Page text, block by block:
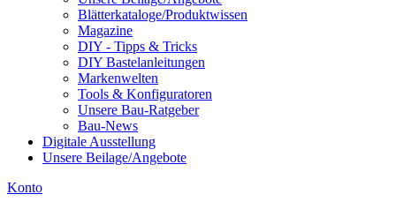
Blätterkataloge/Produktwissen
Magazine
DIY - Tipps & Tricks
DIY Bastelanleitungen
Markenwelten
Tools & Konfiguratoren
Unsere Bau-Ratgeber
Bau-News
Digitale Ausstellung
Unsere Beilage/Angebote
Konto